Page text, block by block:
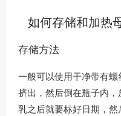
如何存储和加热
存储方法
一般可以使用干净带有
挤出，然后倒在瓶子内
乳之后就要标好日期，然